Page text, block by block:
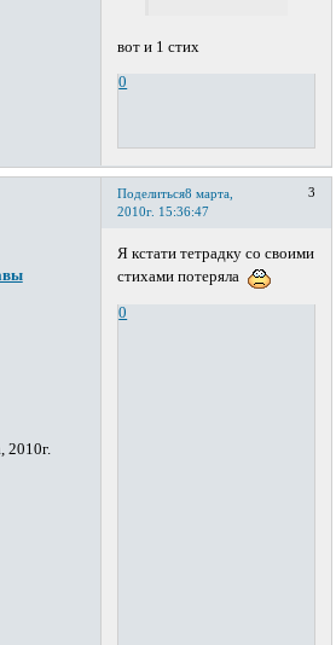
вот и 1 стих
0
Поделиться 3
8 марта,
2010г. 15:36:47
2010г.
Я кстати тетрадку со своими
стихами потеряла
0